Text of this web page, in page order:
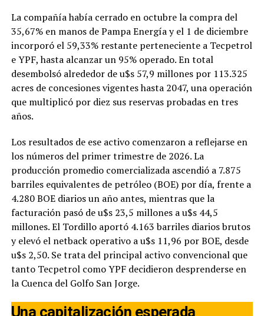
La compañía había cerrado en octubre la compra del
35,67% en manos de Pampa Energía y el 1 de diciembre
incorporó el 59,33% restante perteneciente a Tecpetrol
e YPF, hasta alcanzar un 95% operado. En total
desembolsó alrededor de u$s 57,9 millones por 113.325
acres de concesiones vigentes hasta 2047, una operación
que multiplicó por diez sus reservas probadas en tres
años.
Los resultados de ese activo comenzaron a reflejarse en
los números del primer trimestre de 2026. La
producción promedio comercializada ascendió a 7.875
barriles equivalentes de petróleo (BOE) por día, frente a
4.280 BOE diarios un año antes, mientras que la
facturación pasó de u$s 23,5 millones a u$s 44,5
millones. El Tordillo aportó 4.163 barriles diarios brutos
y elevó el netback operativo a u$s 11,96 por BOE, desde
u$s 2,50. Se trata del principal activo convencional que
tanto Tecpetrol como YPF decidieron desprenderse en
la Cuenca del Golfo San Jorge.
Una capitalización esperada